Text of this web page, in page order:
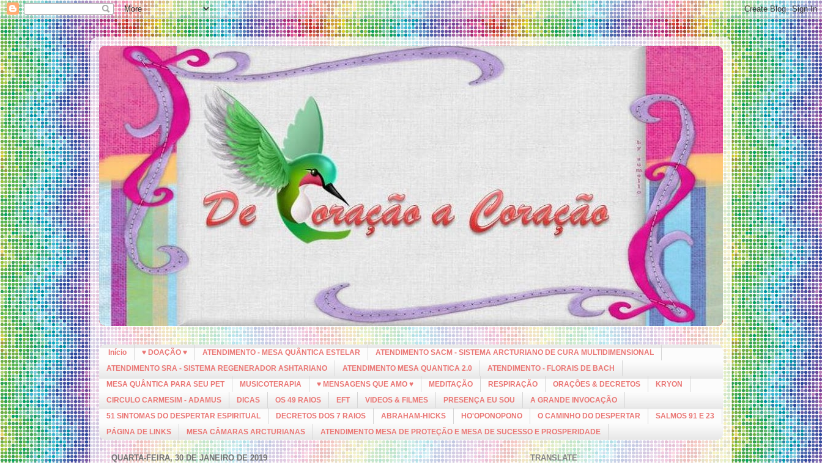
Início ♥ DOAÇÃO ♥ ATENDIMENTO - MESA QUÂNTICA ESTELAR
ATENDIMENTO SACM - SISTEMA ARCTURIANO DE CURA MULTIDIMENSIONAL
ATENDIMENTO SRA - SISTEMA REGENERADOR ASHTARIANO
ATENDIMENTO MESA QUANTICA 2.0
ATENDIMENTO - FLORAIS DE BACH
MESA QUÂNTICA PARA SEU PET
MUSICOTERAPIA ♥ MENSAGENS QUE AMO ♥ MEDITAÇÃO RESPIRAÇÃO ORAÇÕES & DECRETOS
KRYON
CIRCULO CARMESIM - ADAMUS
DICAS OS 49 RAIOS EFT VIDEOS & FILMES PRESENÇA EU SOU
A GRANDE INVOCAÇÃO
51 SINTOMAS DO DESPERTAR ESPIRITUAL
DECRETOS DOS 7 RAIOS ABRAHAM-HICKS HO'OPONOPONO O CAMINHO DO DESPERTAR
SALMOS 91 E 23
PÁGINA DE LINKS
MESA CÂMARAS ARCTURIANAS ATENDIMENTO MESA DE PROTEÇÃO E MESA DE SUCESSO E PROSPERIDADE
QUARTA-FEIRA, 30 DE JANEIRO DE 2019 TRANSLATE